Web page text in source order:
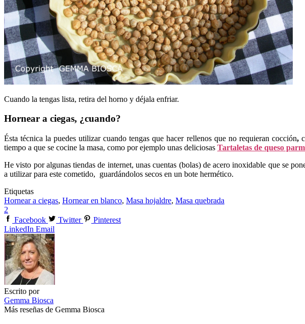
Cuando la tengas lista, retira del horno y déjala enfriar.
Hornear a ciegas, ¿cuando?
Ésta técnica la puedes utilizar cuando tengas que hacer rellenos que no requieran cocción,
tiempo a que se cocine la masa, como por ejemplo unas deliciosas Tartaletas de queso
He visto por algunas tiendas de internet, unas cuentas (bolas) de acero inoxidable que se
a utilizar para este cometido, guardándolos secos en un bote hermético.
Etiquetas
Hornear a ciegas, Hornear en blanco, Masa hojaldre, Masa quebrada
2
Facebook
Twitter
Pinterest
LinkedIn Email
Escrito por
Gemma Biosca
Más reseñas de Gemma Biosca